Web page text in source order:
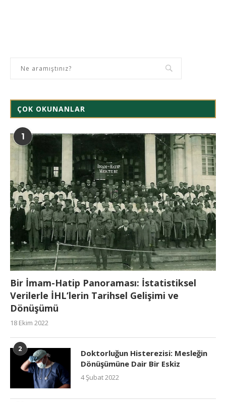
ÇOK OKUNANLAR
1
Bir İmam-Hatip Panoraması: İstatistiksel
Verilerle İHL’lerin Tarihsel Gelişimi ve
Dönüşümü
18 Ekim 2022
2
Doktorluğun Histerezisi: Mesleğin
Dönüşümüne Dair Bir Eskiz
4 Şubat 2022